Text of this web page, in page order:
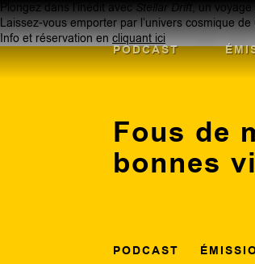
PODCAST
Plongez dans l’inédit avecStellar Drift, un
Laissez-vous emporter par l’univers cosmique
Info et réservation encliquant ici
Fous de
bonnes
PODCAST